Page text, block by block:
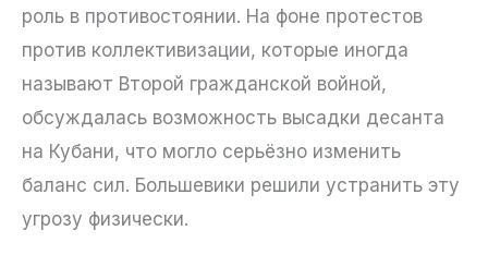
роль в противостоянии. На фоне протестов
против коллективизации, которые иногда
называют Второй гражданской войной,
обсуждалась возможность высадки десанта
на Кубани, что могло серьёзно изменить
баланс сил. Большевики решили устранить эту
угрозу физически.